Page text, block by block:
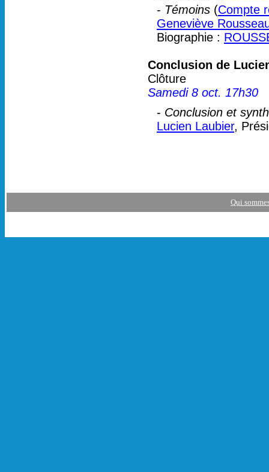
- Témoins (Compte
Geneviève
Biographie :
Conclusion de
Clôture
Samedi 8 oct. 17h30
- Conclusion et
Lucien Laubier,
Qui